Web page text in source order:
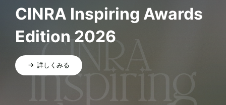
CINRA Inspiring Awards
Edition 2026
詳しくみる